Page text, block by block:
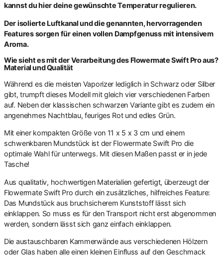
kannst du hier deine gewünschte Temperatur regulieren.
Der isolierte Luftkanal und die genannten, hervorragenden
Features sorgen für einen vollen Dampfgenuss mit intensivem
Aroma.
Wie sieht es mit der Verarbeitung des Flowermate Swift Pro aus?
Material und Qualität
Während es die meisten Vaporizer lediglich in Schwarz oder Silber
gibt, trumpft dieses Modell mit gleich vier verschiedenen Farben
auf. Neben der klassischen schwarzen Variante gibt es zudem ein
angenehmes Nachtblau, feuriges Rot und edles Grün.
Mit einer kompakten Größe von 11 x 5 x 3 cm und einem
schwenkbaren Mundstück ist der Flowermate Swift Pro die
optimale Wahl für unterwegs. Mit diesen Maßen passt er in jede
Tasche!
Aus qualitativ, hochwertigen Materialien gefertigt, überzeugt der
Flowermate Swift Pro durch ein zusätzliches, hilfreiches Feature:
Das Mundstück aus bruchsicherem Kunststoff lässt sich
einklappen. So muss es für den Transport nicht erst abgenommen
werden, sondern lässt sich ganz einfach einklappen.
Die austauschbaren Kammerwände aus verschiedenen Hölzern
oder Glas haben alle einen kleinen Einfluss auf den Geschmack